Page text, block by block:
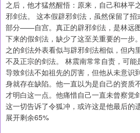
之后，他才猛然醒悟：原来，自己和林平
邪剑法。 这本假辟邪剑法，虽然保留了
部分——自宫。真正的辟邪剑法，是林远
下来的假剑法，缺少了这至关重要的一步
之的剑法外表看似与辟邪剑法相似，但内
不及正宗的剑法。 林震南常常自责，可
导致剑法不如祖先的厉害，但他从未意识
身就存在缺陷。他一直以为是自己的资质
才明白这一点。他痛惜自己一直未曾察觉
这一切告诉了令狐冲，或许这是他最后的遗
展开剩余65%